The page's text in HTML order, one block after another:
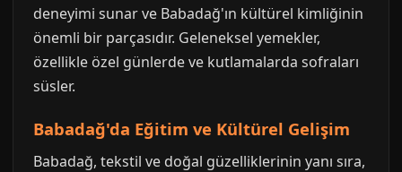
deneyimi sunar ve Babadağ'ın kültürel kimliğinin
önemli bir parçasıdır. Geleneksel yemekler,
özellikle özel günlerde ve kutlamalarda sofraları
süsler.
Babadağ'da Eğitim ve Kültürel Gelişim
Babadağ, tekstil ve doğal güzelliklerinin yanı sıra,